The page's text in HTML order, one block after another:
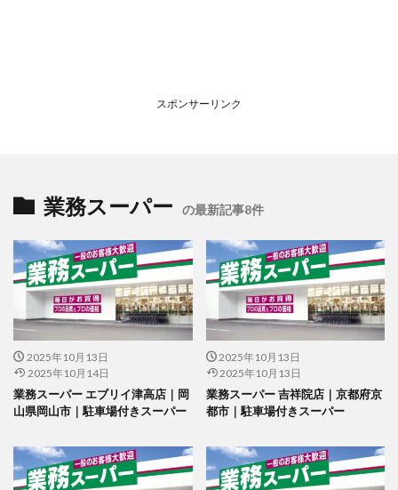
スポンサーリンク
業務スーパー の最新記事8件
2025年10月13日
2025年10月14日
業務スーパー エブリイ津高店｜岡
山県岡山市｜駐車場付きスーパー
2025年10月13日
2025年10月13日
業務スーパー 吉祥院店｜京都府京
都市｜駐車場付きスーパー